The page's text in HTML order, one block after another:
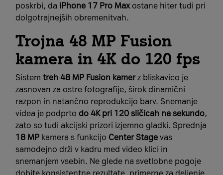
poskrbi, da iPhone 17 Pro Maxostane hiter tudi pri
dolgotrajnejših obremenitvah.
Trojna 48 MP Fusion
kamera in 4K do 120 fps
Sistem treh 48 MP Fusion kamerz bliskavico je
zasnovan za ostre fotografije, širok dinamični
razpon in natančno reprodukcijo barv. Snemanje
videa je podprto do 4K pri 120 sličicah na sekundo,
zato so tudi akcijski prizori izjemno gladki. Sprednja
18 MP kamera s funkcijo Center Stage vas
samodejno drži v kadru med video klici in
snemanjem vsebin. Ne glede na svetlobne pogoje